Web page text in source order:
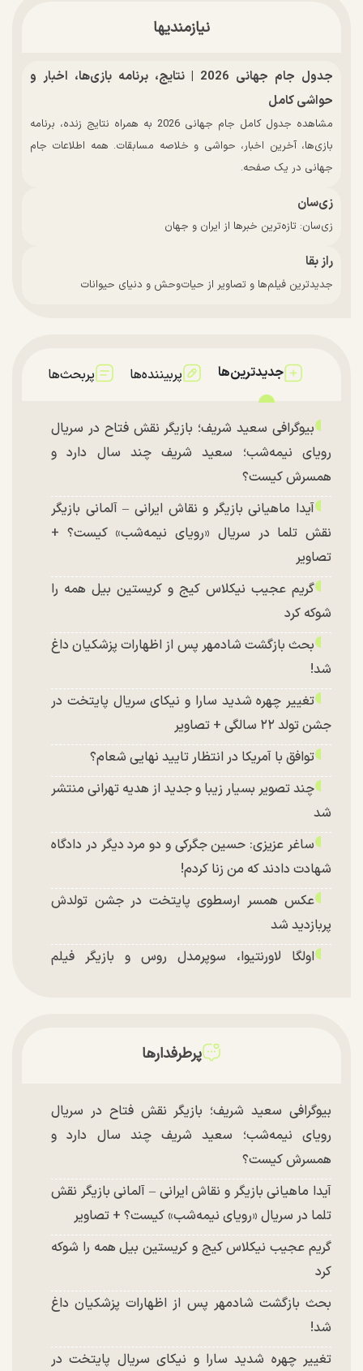
نیازمندیها
جدول جام جهانی 2026 | نتایج، برنامه بازی‌ها، اخبار و
حواشی کامل
مشاهده جدول کامل جام جهانی 2026 به همراه نتایج زنده، برنامه
بازی‌ها، آخرین اخبار، حواشی و خلاصه مسابقات. همه اطلاعات جام
جهانی در یک صفحه.
زی‌سان
زی‌سان: تازه‌ترین خبرها از ایران و جهان
راز بقا
جدیدترین فیلم‌ها و تصاویر از حیات‌وحش و دنیای حیوانات
جدیدترین‌ها پربیننده‌ها پربحث‌ها
بیوگرافی سعید شریف؛ بازیگر نقش فتاح در سریال
رویای نیمه‌شب؛ سعید شریف چند سال دارد و
همسرش کیست؟
آیدا ماهیانی بازیگر و نقاش ایرانی – آلمانی بازیگر
نقش تلما در سریال «رویای نیمه‌شب» کیست؟ +
تصاویر
گریم عجیب نیکلاس کیج و کریستین بیل همه را
شوکه کرد
بحث بازگشت شادمهر پس از اظهارات پزشکیان داغ
شد!
تغییر چهره شدید سارا و نیکای سریال پایتخت در
جشن تولد ۲۲ سالگی + تصاویر
توافق با آمریکا در انتظار تایید نهایی شعام؟
چند تصویر بسیار زیبا و جدید از هدیه تهرانی منتشر
شد
ساغر عزیزی: حسین جگرکی و دو مرد دیگر در دادگاه
شهادت دادند که من زنا کردم!
عکس همسر ارسطوی پایتخت در جشن تولدش
پربازدید شد
اولگا لاورنتیوا، سوپرمدل روس و بازیگر فیلم
پرطرفدارها
بیوگرافی سعید شریف؛ بازیگر نقش فتاح در سریال
رویای نیمه‌شب؛ سعید شریف چند سال دارد و
همسرش کیست؟
آیدا ماهیانی بازیگر و نقاش ایرانی – آلمانی بازیگر نقش
تلما در سریال «رویای نیمه‌شب» کیست؟ + تصاویر
گریم عجیب نیکلاس کیج و کریستین بیل همه را شوکه
کرد
بحث بازگشت شادمهر پس از اظهارات پزشکیان داغ
شد!
تغییر چهره شدید سارا و نیکای سریال پایتخت در